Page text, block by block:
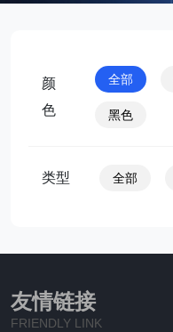
颜
色
全部
黑色
类型 全部
友情链接
FRIENDLY LINK